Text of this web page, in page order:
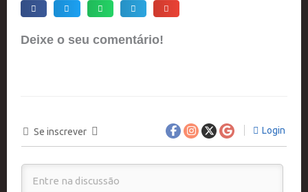
Deixe o seu comentário!
Se inscrever Login